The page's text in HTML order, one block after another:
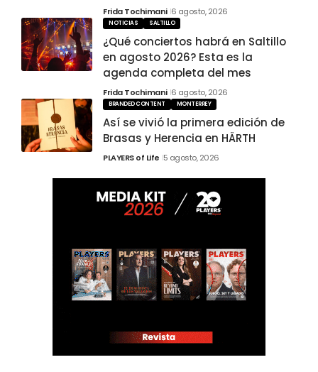
Frida Tochimani 6 agosto, 2026
NOTICIAS SALTILLO
¿Qué conciertos habrá en Saltillo
en agosto 2026? Esta es la
agenda completa del mes
Frida Tochimani 6 agosto, 2026
BRANDED CONTENT MONTERREY
Así se vivió la primera edición de
Brasas y Herencia en HÄRTH
PLAYERS of Life 5 agosto, 2026